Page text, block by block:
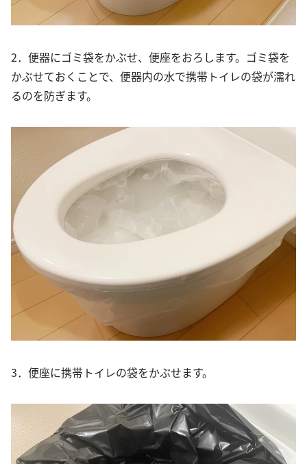
2．便器にゴミ袋をかぶせ、便座をおろします。ゴミ袋を
かぶせておくことで、便器内の水で携帯トイレの袋が濡れ
るのを防ぎます。
3．便座に携帯トイレの袋をかぶせます。